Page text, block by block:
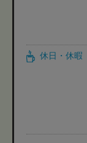
休日・休暇